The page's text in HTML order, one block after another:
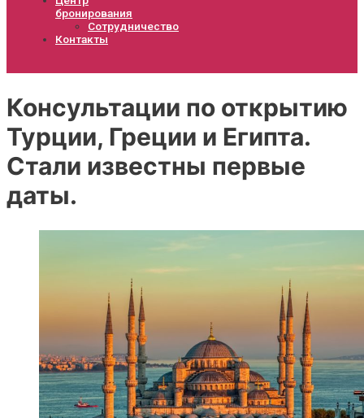
бронирования
Сотрудничество
Контакты
Консультации по открытию
Турции, Греции и Египта.
Стали известны первые
даты.